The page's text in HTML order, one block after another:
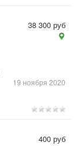
19 ноября 2020
38 300 руб
400 руб